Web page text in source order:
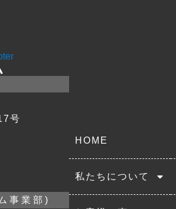
号
事業部)
HOME
私たちについて